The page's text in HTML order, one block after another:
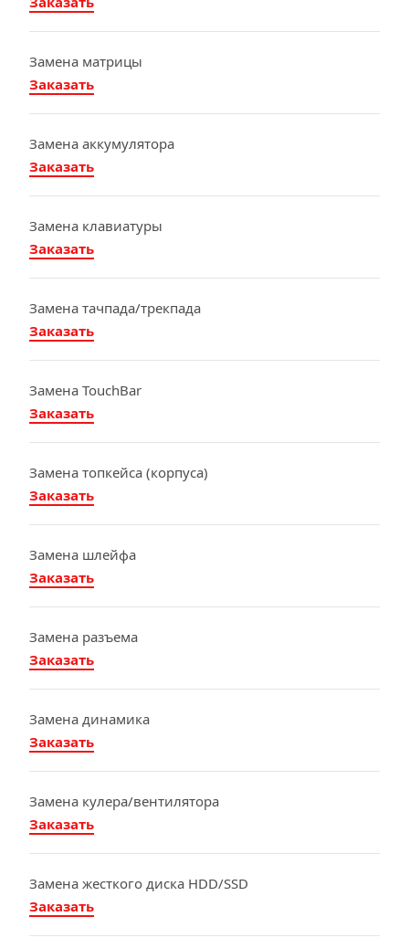
Замена матрицы
Заказать
Замена аккумулятора
Заказать
Замена клавиатуры
Заказать
Замена тачпада/трекпада
Заказать
Замена TouchBar
Заказать
Замена топкейса (корпуса)
Заказать
Замена шлейфа
Заказать
Замена разъема
Заказать
Замена динамика
Заказать
Замена кулера/вентилятора
Заказать
Замена жесткого диска HDD/SSD
Заказать